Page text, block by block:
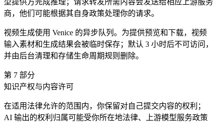
商，他们可能根据其自身政策处理你的请求。
视频生成使用 Venice 的异步队列。为提供预览和下载，视频
输入素材和生成结果会被临时保存；默认 3 小时后不可访问，
并由后台清理和存储生命周期规则删除。
第 7 部分
知识产权与内容许可
在适用法律允许的范围内，你保留对自己提交内容的权利；
AI 输出的权利归属可能受你所在地法律、上游模型服务政策